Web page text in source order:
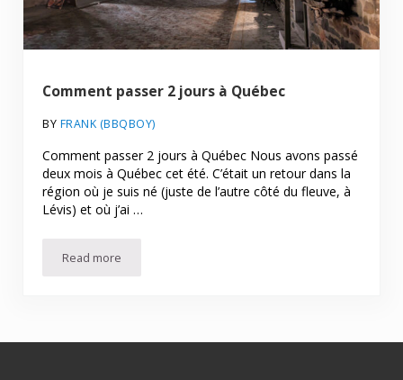
Comment passer 2 jours à Québec
BY FRANK (BBQBOY)
Comment passer 2 jours à Québec Nous avons passé
deux mois à Québec cet été. C’était un retour dans la
région où je suis né (juste de l’autre côté du fleuve, à
Lévis) et où j’ai …
Read moreComment passer 2 jours à Québec